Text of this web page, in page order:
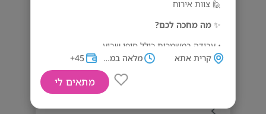
🙋 צוות אירוח
✨ מה מחכה לכם?
• עבודה במשמרות כולל סופי שבוע
• אווירה צעירה, משפחתית ומלאת אנרגיה
• הזדמנות ללמוד, להתפתח וליהנות תוך כדי
קרית אתא מלאה במשמרות 45+
מתאים לי
הצטרפו לצוות המנצח של בנדיקט קריות!